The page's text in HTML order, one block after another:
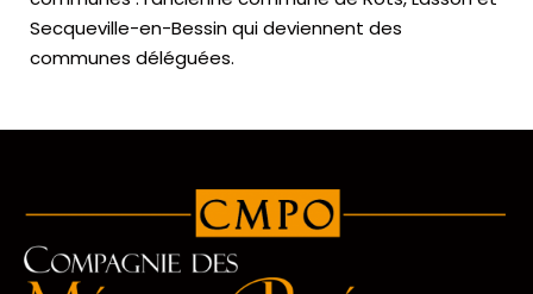
Secqueville-en-Bessin qui deviennent des
communes déléguées.